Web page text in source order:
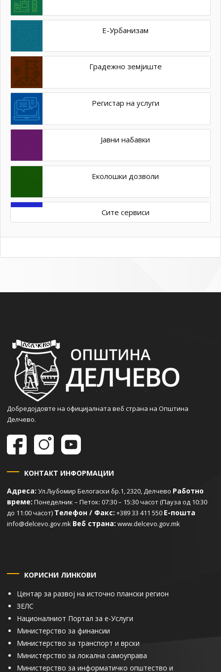
Е-Урбанизам
Градежно земјиште
Регистар на услуги
Јавни набавки
Еколошки дозволи
Сите сервиси
Добредојдовте на официјалната веб страна на Општина
Делчево.
КОНТАКТ ИНФОРМАЦИИ
Адреса: Ул.Љубомир Белогаски бр.1, 2320, Делчево Работно
време: Понеделник – Петок: 07:30 – 15:30 часот (Пауза од 10:30
до 11:00 часот) Телефон / Факс: +389 33 411 550 Е-пошта
info@delcevo.gov.mk Веб страна: www.delcevo.gov.mk
КОРИСНИ ЛИНКОВИ
Центар за развој на источно плански регион
ЗЕЛС
Националниот Портал за е-Услуги
Министерство за финансии
Министерство за транспорт и врски
Министерство за локална самоуправа
Министерство за информатичко општество и